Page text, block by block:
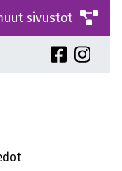
sivustot